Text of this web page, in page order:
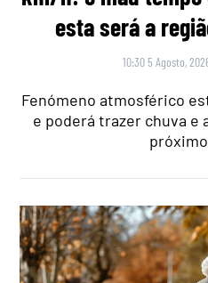
esta será a
10:30 5 Agosto,
Fenómeno atmosférico
e poderá trazer chuva e